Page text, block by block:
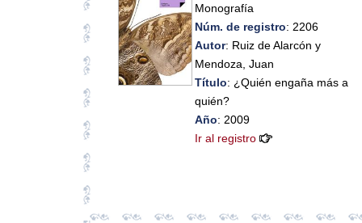
Monografía
Núm. de registro: 2206
Autor: Ruiz de Alarcón y
Mendoza, Juan
Título: ¿Quién engaña más a
quién?
Año: 2009
Ir al registro